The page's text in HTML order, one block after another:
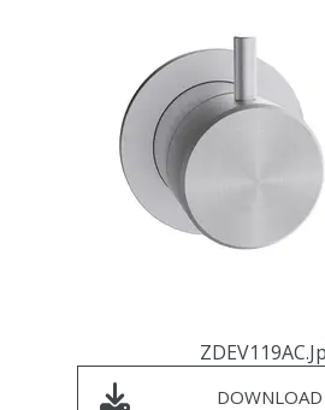
DOWNLOAD